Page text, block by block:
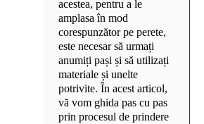
acestea, pentru a le
amplasa în mod
corespunzător pe perete,
este necesar să urmați
anumiți pași și să utilizați
materiale și unelte
potrivite. În acest articol,
vă vom ghida pas cu pas
prin procesul de prindere